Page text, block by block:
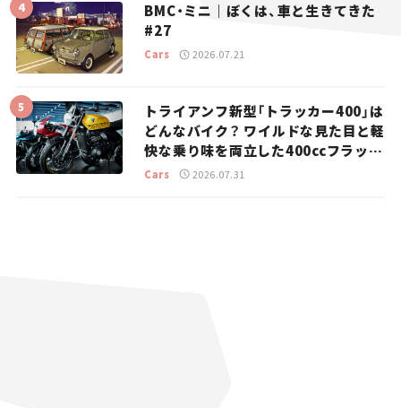
BMC・ミニ｜ぼくは、車と生きてきた
#27
Cars 2026.07.21
トライアンフ新型「トラッカー400」は
どんなバイク？ ワイルドな見た目と軽
快な乗り味を両立した400ccフラット
トラッカー【試乗レビュー】
Cars 2026.07.31